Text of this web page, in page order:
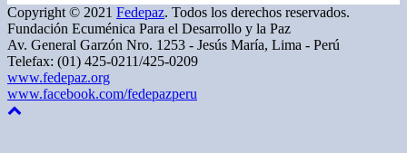
Copyright © 2021 Fedepaz. Todos los derechos reservados.
Fundación Ecuménica Para el Desarrollo y la Paz
Av. General Garzón Nro. 1253 - Jesús María, Lima - Perú
Telefax: (01) 425-0211/425-0209
www.fedepaz.org
www.facebook.com/fedepazperu